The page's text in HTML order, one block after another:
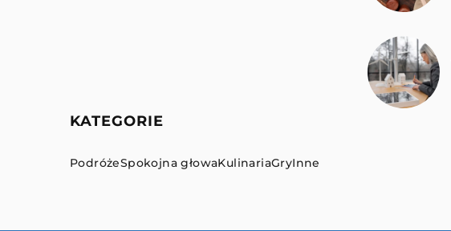
KATEGORIE
PodróżeSpokojna głowaKulinariaGryInne